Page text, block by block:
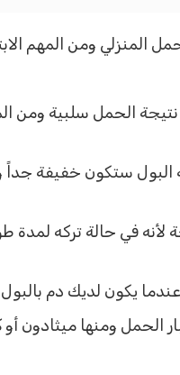
المنزلي ومن المهم
نتيجة الحمل سلبية ومن
البول ستكون خفيفة
لأنه في حالة تركه لمدة
يكون لديك دم بالبول
الحمل ومنها ميثادون